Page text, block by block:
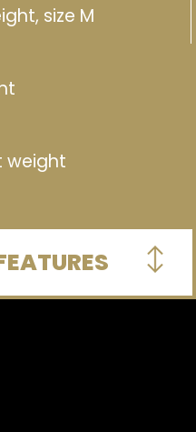
size M
weight